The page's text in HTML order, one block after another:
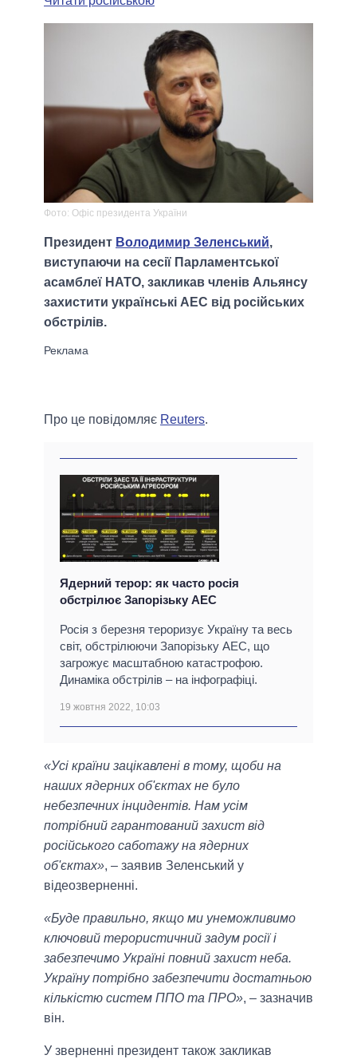
Фото: Офіс президента України
Президент Володимир Зеленський,
виступаючи на сесії Парламентської
асамблеї НАТО, закликав членів Альянсу
захистити українські АЕС від російських
обстрілів.
Про це повідомляє Reuters.
Ядерний терор: як часто росія
обстрілює Запорізьку АЕС
Росія з березня тероризує Україну та весь
світ, обстрілюючи Запорізьку АЕС, що
загрожує масштабною катастрофою.
Динаміка обстрілів – на інфографіці.
19 жовтня 2022, 10:03
«Усі країни зацікавлені в тому, щоби на
наших ядерних об'єктах не було
небезпечних інцидентів. Нам усім
потрібний гарантований захист від
російського саботажу на ядерних
об'єктах», – заявив Зеленський у
відеозверненні.
«Буде правильно, якщо ми унеможливимо
ключовий терористичний задум росії і
забезпечимо Україні повний захист неба.
Україну потрібно забезпечити достатньою
кількістю систем ППО та ПРО», – зазначив
він.
У зверненні президент також закликав